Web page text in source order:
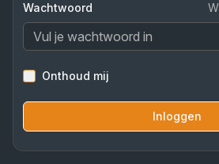
Wachtwoord
Onthoud mij
Inloggen